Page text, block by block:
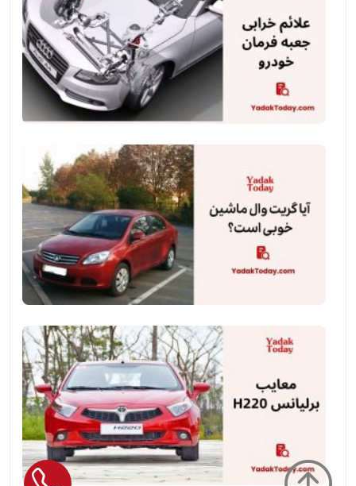
تعمیر
ماشین
بررسی
مشکلات
خودرو